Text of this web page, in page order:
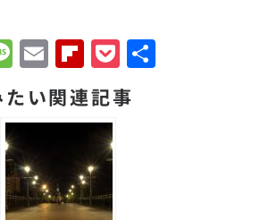
M
e
s
s
a
g
E
m
a
F
li
p
b
o
a
P
o
c
い関連記事